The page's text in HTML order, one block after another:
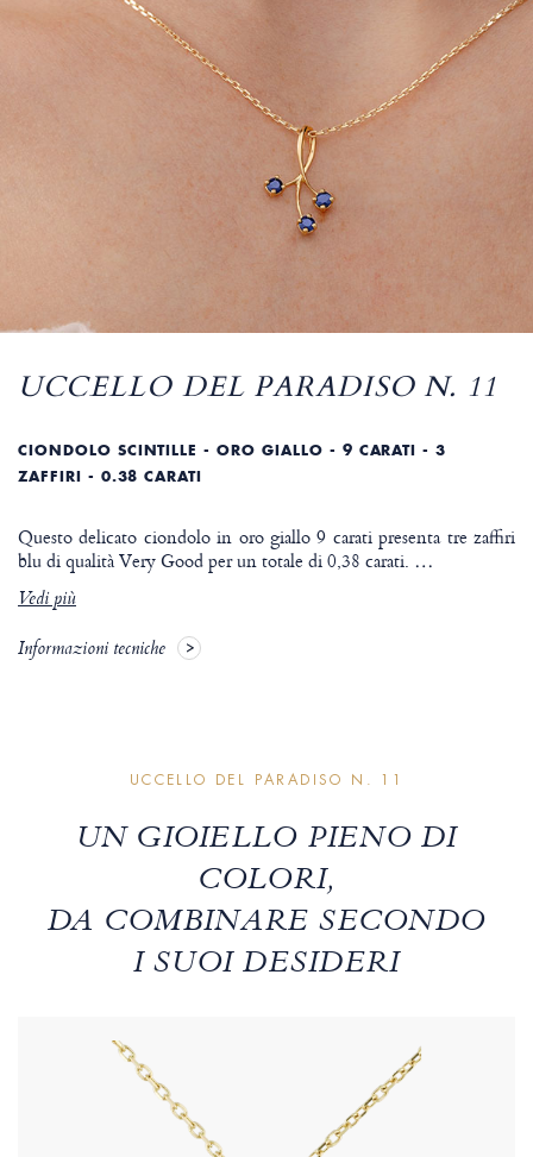
UCCELLO DEL PARADISO N. 11
CIONDOLO SCINTILLE - ORO GIALLO - 9 CARATI - 3
ZAFFIRI - 0.38 CARATI
Questo delicato ciondolo in oro giallo 9 carati presenta tre zaffiri
blu di qualità Very Good per un totale di 0,38 carati. …
Vedi più
Informazioni tecniche
UCCELLO DEL PARADISO N. 11
UN GIOIELLO PIENO DI
COLORI,
DA COMBINARE SECONDO
I SUOI DESIDERI